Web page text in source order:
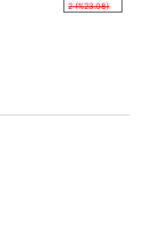
2 (%23.08)